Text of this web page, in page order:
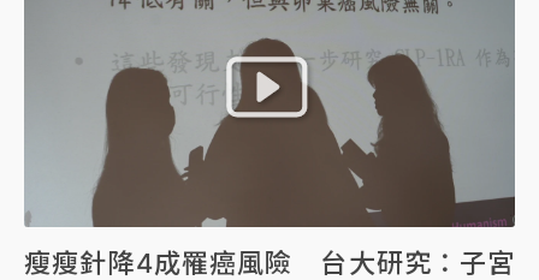
瘦瘦針降4成罹癌風險 台大研究：子宮